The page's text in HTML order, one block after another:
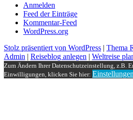
Anmelden
Feed der Einträge
Kommentar-Feed
WordPress.org
Stolz präsentiert von WordPress | Thema
Admin | Reiseblog anlegen | Weltreise
Zum Ändern Ihrer Datenschutzeinstellung, z.B.
Einwilligungen, klicken Sie hier: Einstellungen